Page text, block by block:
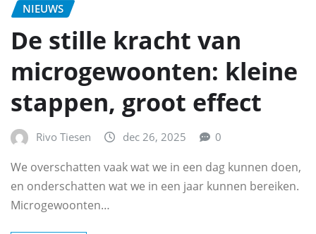
NIEUWS
De stille kracht van
microgewoonten: kleine
stappen, groot effect
Rivo Tiesen dec 26, 2025 0
We overschatten vaak wat we in een dag kunnen doen,
en onderschatten wat we in een jaar kunnen bereiken.
Microgewoonten…